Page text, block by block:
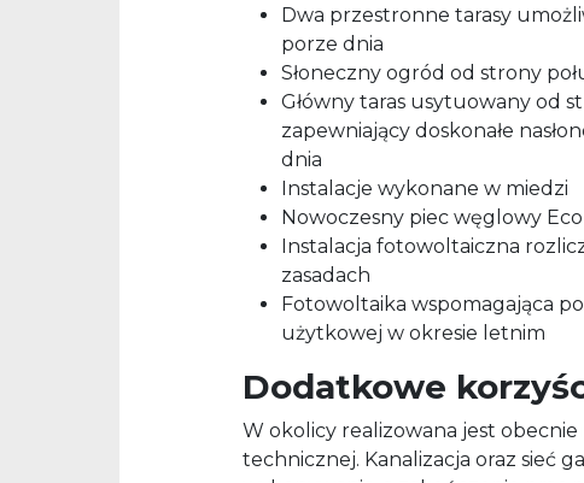
Dwa przestronne tarasy
porze dnia
Słoneczny ogród od strony
Główny taras usytuowany od
zapewniający doskonałe
dnia
Instalacje wykonane w miedzi
Nowoczesny piec węglowy
Instalacja fotowoltaiczna
zasadach
Fotowoltaika wspomagająca
użytkowej w okresie letnim
Dodatkowe
W okolicy realizowana jest
technicznej. Kanalizacja oraz sieć